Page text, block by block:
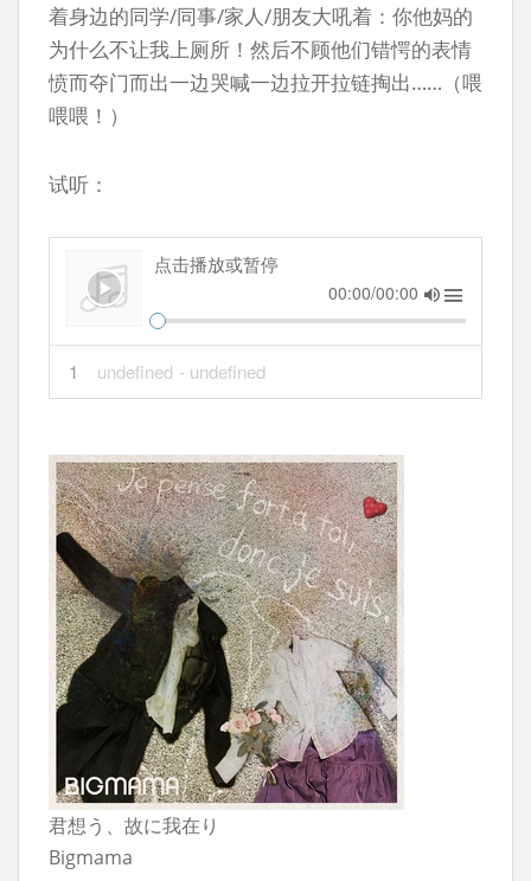
着身边的同学/同事/家人/朋友大吼着：你他妈的
为什么不让我上厕所！然后不顾他们错愕的表情
愤而夺门而出一边哭喊一边拉开拉链掏出……（喂
喂喂！）
试听：
点击播放或暂停
00:00/00:00
1 undefined - undefined
君想う、故に我在り
Bigmama